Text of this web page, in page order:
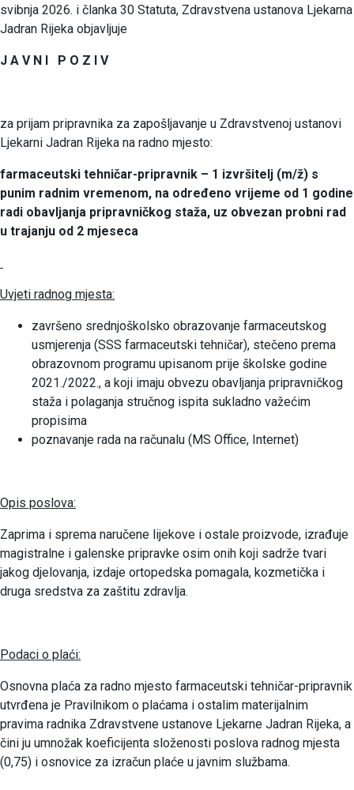
svibnja 2026. i članka 30 Statuta, Zdravstvena ustanova Ljekarna
Jadran Rijeka objavljuje
J A V N I P O Z I V
za prijam pripravnika za zapošljavanje u Zdravstvenoj ustanovi
Ljekarni Jadran Rijeka na radno mjesto:
farmaceutski tehničar-pripravnik – 1 izvršitelj (m/ž) s
punim radnim vremenom, na određeno vrijeme od 1 godine
radi obavljanja pripravničkog staža, uz obvezan probni rad
u trajanju od 2 mjeseca
Uvjeti radnog mjesta:
završeno srednjoškolsko obrazovanje farmaceutskog
usmjerenja (SSS farmaceutski tehničar), stečeno prema
obrazovnom programu upisanom prije školske godine
2021./2022., a koji imaju obvezu obavljanja pripravničkog
staža i polaganja stručnog ispita sukladno važećim
propisima
poznavanje rada na računalu (MS Office, Internet)
Opis poslova:
Zaprima i sprema naručene lijekove i ostale proizvode, izrađuje
magistralne i galenske pripravke osim onih koji sadrže tvari
jakog djelovanja, izdaje ortopedska pomagala, kozmetička i
druga sredstva za zaštitu zdravlja.
Podaci o plaći:
Osnovna plaća za radno mjesto farmaceutski tehničar-pripravnik
utvrđena je Pravilnikom o plaćama i ostalim materijalnim
pravima radnika Zdravstvene ustanove Ljekarne Jadran Rijeka, a
čini ju umnožak koeficijenta složenosti poslova radnog mjesta
(0,75) i osnovice za izračun plaće u javnim službama.